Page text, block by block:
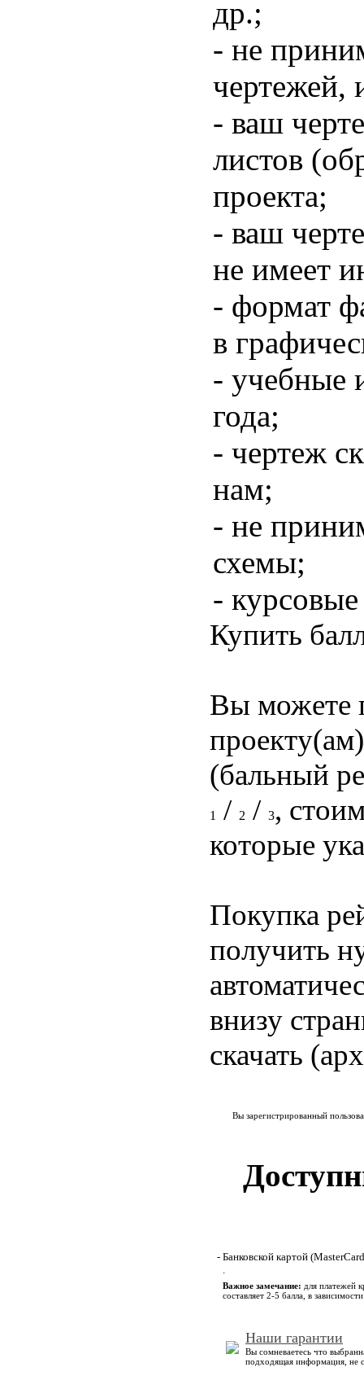
др.;
- не
чертежей,
- ваш
листов
проекта;
- ваш
не имеет
- формат
в
- учебные
года;
- чертеж
нам;
- не
схемы;
-
Купить
Вы можете
(бальный
1 / 2 / 3,
которые
Покупка
получить
внизу
скачать
Вы зарегистрированный
- Банковской картой
.
Важное замечание: для платежей
составляет 2-5 балла, в
Наши гарантии
Вы сомневаетесь что
подходящая информация, не